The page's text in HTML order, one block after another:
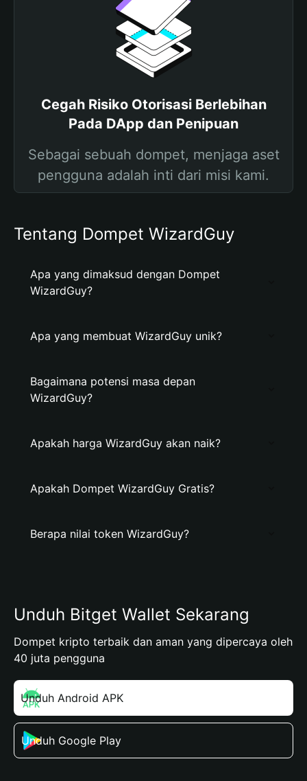
Cegah Risiko Otorisasi Berlebihan
Pada DApp dan Penipuan
Sebagai sebuah dompet, menjaga aset
pengguna adalah inti dari misi kami.
Tentang Dompet WizardGuy
Apa yang dimaksud dengan Dompet
WizardGuy?
Apa yang membuat WizardGuy unik?
Bagaimana potensi masa depan
WizardGuy?
Apakah harga WizardGuy akan naik?
Apakah Dompet WizardGuy Gratis?
Berapa nilai token WizardGuy?
Unduh Bitget Wallet Sekarang
Dompet kripto terbaik dan aman yang dipercaya oleh
40 juta pengguna
Unduh Android APK
Unduh Google Play